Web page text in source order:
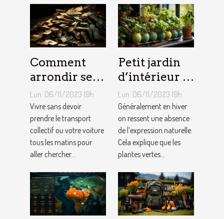
Comment
arrondir ses
fins du mois
avec
l’internet ?
Lun. 06/11/2023 19h
Vivre sans devoir
prendre le transport
collectif ou votre voiture
tous les matins pour
aller chercher...
Petit jardin
d’intérieur :
comment en
créer chez
soi ?
Lun. 06/11/2023 19h
Généralement en hiver
on ressent une absence
de l’expression naturelle.
Cela explique que les
plantes vertes...